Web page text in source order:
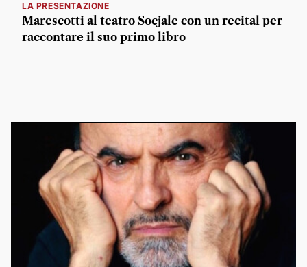
LA PRESENTAZIONE
Marescotti al teatro Socjale con un recital per
raccontare il suo primo libro